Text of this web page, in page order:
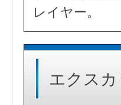
レイヤー。
エクス